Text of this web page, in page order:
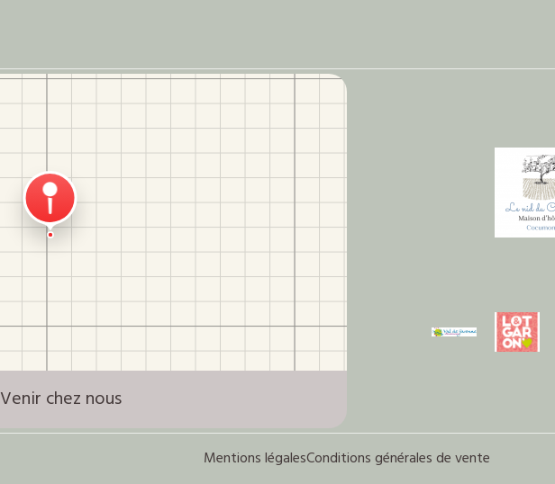
Venir chez nous
Mentions légalesConditions générales de vente